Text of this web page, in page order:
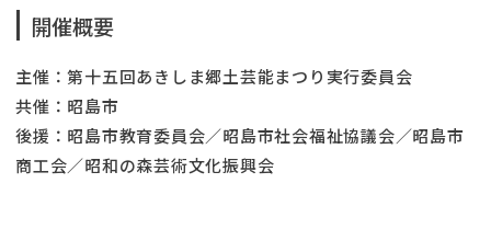
開催概要
主催：第十五回あきしま郷土芸能まつり実行委員会
共催：昭島市
後援：昭島市教育委員会／昭島市社会福祉協議会／昭島市
商工会／昭和の森芸術文化振興会